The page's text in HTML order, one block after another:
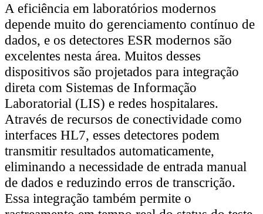
A eficiência em laboratórios modernos
depende muito do gerenciamento contínuo de
dados, e os detectores ESR modernos são
excelentes nesta área. Muitos desses
dispositivos são projetados para integração
direta com Sistemas de Informação
Laboratorial (LIS) e redes hospitalares.
Através de recursos de conectividade como
interfaces HL7, esses detectores podem
transmitir resultados automaticamente,
eliminando a necessidade de entrada manual
de dados e reduzindo erros de transcrição.
Essa integração também permite o